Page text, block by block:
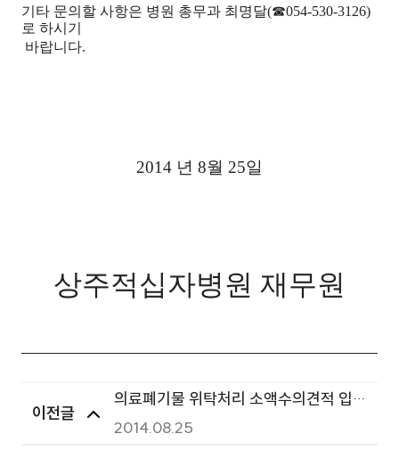
기타 문의할 사항은 병원 총무과 최명달(☎054-530-3126)
로 하시기
바랍니다.
2014 년 8월 25일
상주적십자병원 재무원
이전글
의료폐기물 위탁처리 소액수의견적 입찰
공고
2014.08.25